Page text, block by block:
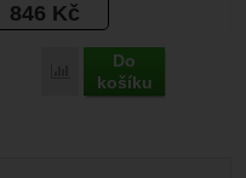
846 Kč
Porovnat
Do
košíku